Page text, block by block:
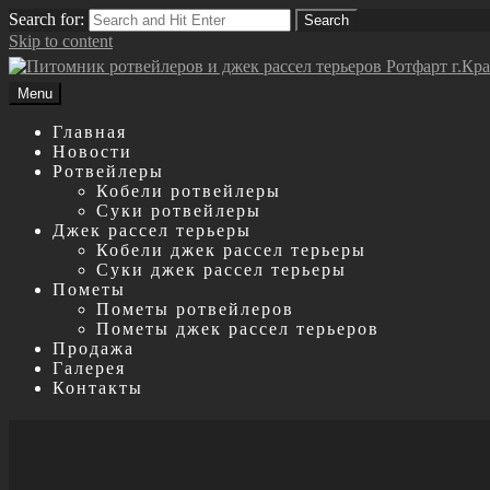
Search for: Search
Skip to content
Menu
Главная
Новости
Ротвейлеры
Кобели ротвейлеры
Суки ротвейлеры
Джек рассел терьеры
Кобели джек рассел терьеры
Суки джек рассел терьеры
Пометы
Пометы ротвейлеров
Пометы джек рассел терьеров
Продажа
Галерея
Контакты